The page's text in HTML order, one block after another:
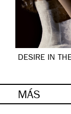
DESIRE IN
MÁS